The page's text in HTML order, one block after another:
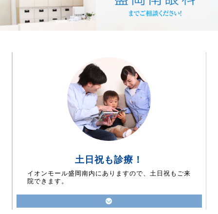
土日祝も診療！
イオンモール盛岡南内にありますので、土日祝もご来
院できます。